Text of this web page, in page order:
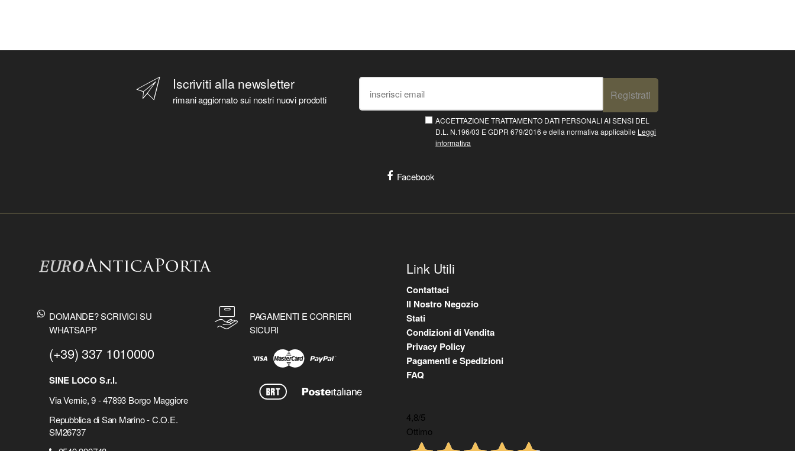
Iscriviti alla newsletter
rimani aggiornato sui nostri nuovi prodotti Registrati
ACCETTAZIONE TRATTAMENTO DATI PERSONALI AI SENSI DEL
D.L. N.196/03 E GDPR 679/2016 e della normativa applicabile Leggi
informativa
Facebook
DOMANDE? SCRIVICI SU
WHATSAPP
(+39) 337 1010000
SINE LOCO S.r.l.
Via Vernie, 9 - 47893 Borgo Maggiore
Repubblica di San Marino - C.O.E.
SM26737
PAGAMENTI E CORRIERI
SICURI
Link Utili
Contattaci
Il Nostro Negozio
Stati
Condizioni di Vendita
Privacy Policy
Pagamenti e Spedizioni
FAQ
4,8/5
Ottimo